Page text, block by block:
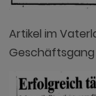
Artikel im
Geschäftsgang